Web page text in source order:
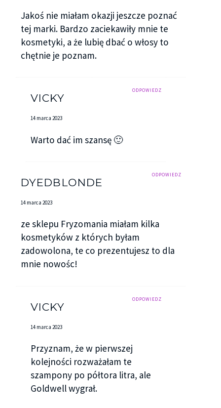
Jakoś nie miałam okazji jeszcze poznać
tej marki. Bardzo zaciekawiły mnie te
kosmetyki, a że lubię dbać o włosy to
chętnie je poznam.
ODPOWIEDZ
VICKY
14 marca 2023
Warto dać im szansę 🙂
ODPOWIEDZ
DYEDBLONDE
14 marca 2023
ze sklepu Fryzomania miałam kilka
kosmetyków z których byłam
zadowolona, te co prezentujesz to dla
mnie nowośc!
ODPOWIEDZ
VICKY
14 marca 2023
Przyznam, że w pierwszej
kolejności rozważałam te
szampony po półtora litra, ale
Goldwell wygrał.